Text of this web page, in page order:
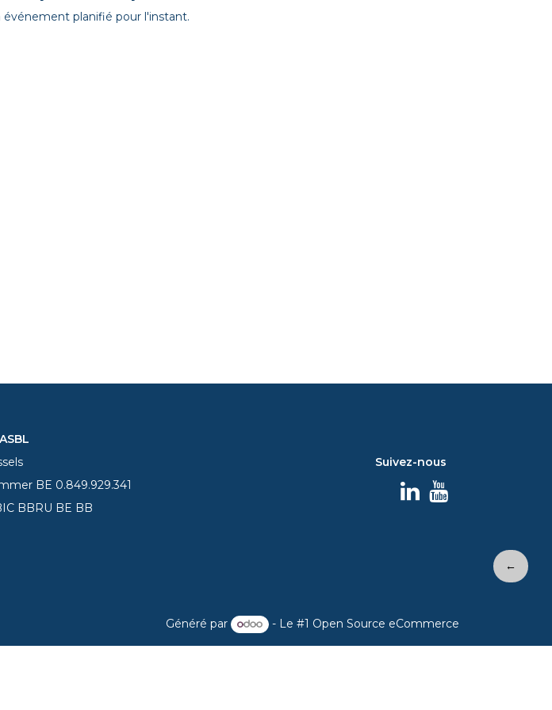
planifié pour l'instant.
Suivez-nous
←
BE 0.849.929.341
BBRU BE BB
Généré par - Le #1 Open Source eCommerce